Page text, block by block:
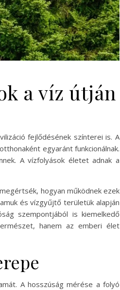
a víz útján
fejlődésének színterei is. A
egyaránt funkcionálnak.
A vízfolyások életet adnak a
hogyan működnek ezek
és vízgyűjtő területük alapján
szempontjából is kiemelkedő
hanem az emberi élet
A hosszúság mérése a folyó